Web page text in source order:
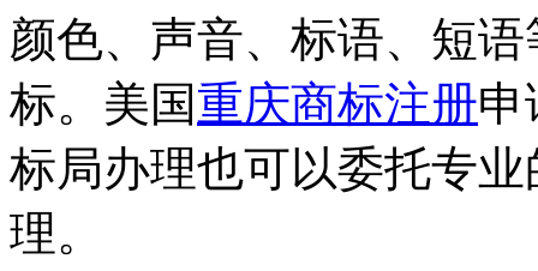
颜色、声音、标语、短
标。美国重庆商标注册申
标局办理也可以委托专
理。